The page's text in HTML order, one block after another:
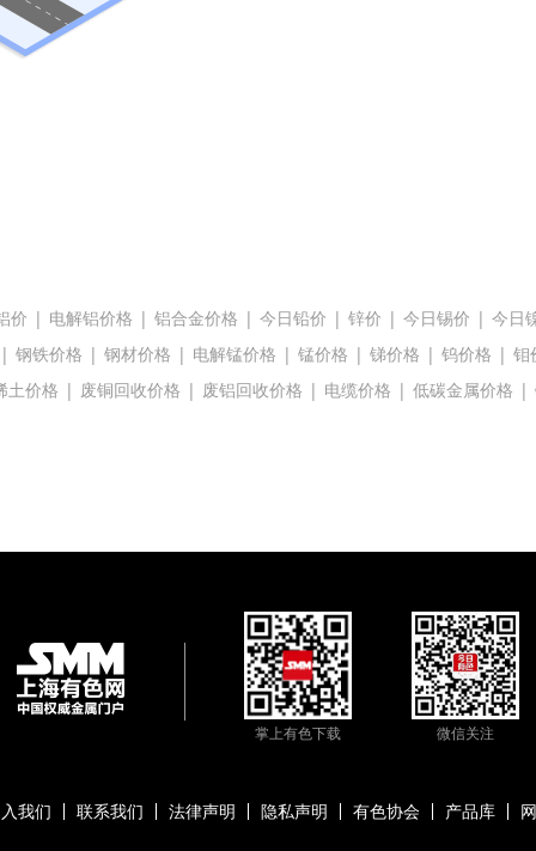
价 | 电解铝价格 | 铝合金价格 | 今日铅价 | 锌价 | 今日锡价 | 今日
| 钢铁价格 | 钢材价格 | 电解锰价格 | 锰价格 | 锑价格 | 钨价格 | 钼
土价格 | 废铜回收价格 | 废铝回收价格 | 电缆价格 | 低碳金属价格 |
掌上有色下载 微信关注
我们 联系我们 法律声明 隐私声明 有色协会 产品库